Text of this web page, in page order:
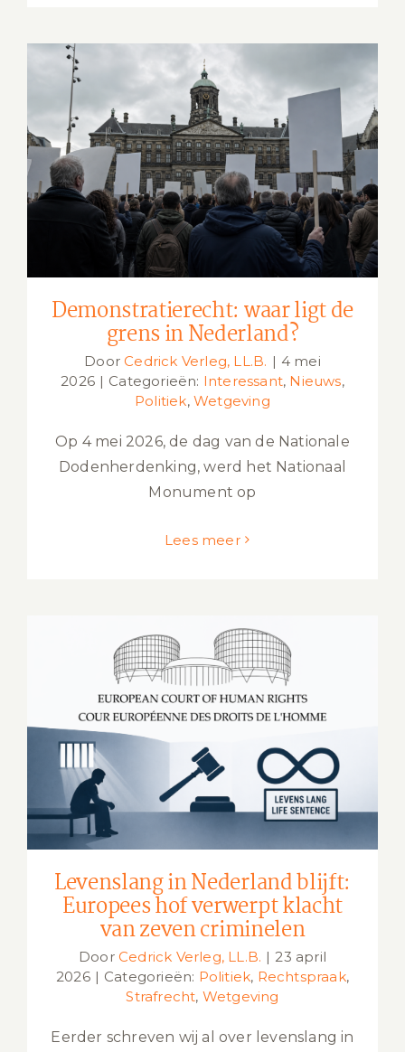
Demonstratierecht: waar ligt de grens
in Nederland?
Demonstratierecht: waar ligt de
grens in Nederland?
Door Cedrick Verleg, LL.B. | 4 mei
2026 | Categorieën: Interessant, Nieuws,
Politiek,Wetgeving
Op 4 mei 2026, de dag van de Nationale
Dodenherdenking, werd het Nationaal
Monument op
Lees meer
Levenslang in Nederland blijft:
Europees hof verwerpt klacht van
zeven criminelen
Levenslang in Nederland blijft:
Europees hof verwerpt klacht
van zeven criminelen
Door Cedrick Verleg, LL.B. | 23 april
2026 | Categorieën: Politiek, Rechtspraak,
Strafrecht, Wetgeving
Eerder schreven wij al over levenslang in